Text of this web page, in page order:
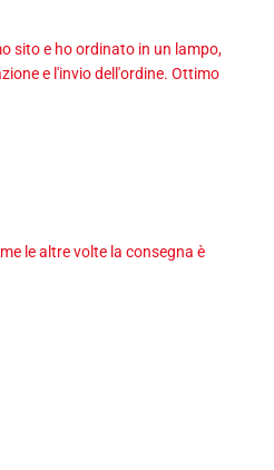
sito e ho ordinato in un lampo,
e l'invio dell'ordine. Ottimo
le altre volte la consegna è